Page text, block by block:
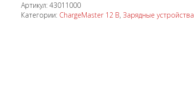
ChargeMaster
12/10,
Артикул: 43011000
Категории: ChargeMaster 12 В, Зарядные устройства